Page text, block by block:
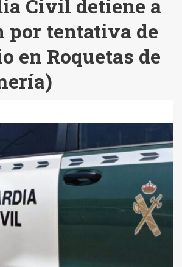
Civil detiene a
por tentativa de
en Roquetas de